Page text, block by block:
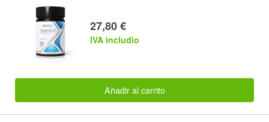
27,80 €
IVA includio
Añadir al carrito